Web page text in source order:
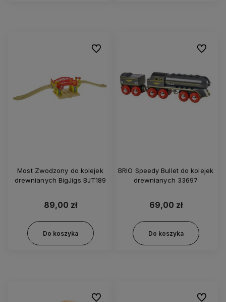
Most Zwodzony do kolejek
drewnianych BigJigs BJT189
89,00 zł
Do koszyka
Do ulubionych
BRIO Speedy Bullet do kolejek
drewnianych 33697
69,00 zł
Do koszyka
Do
Do ulubionych Do